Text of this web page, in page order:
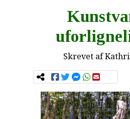
Skrevet af